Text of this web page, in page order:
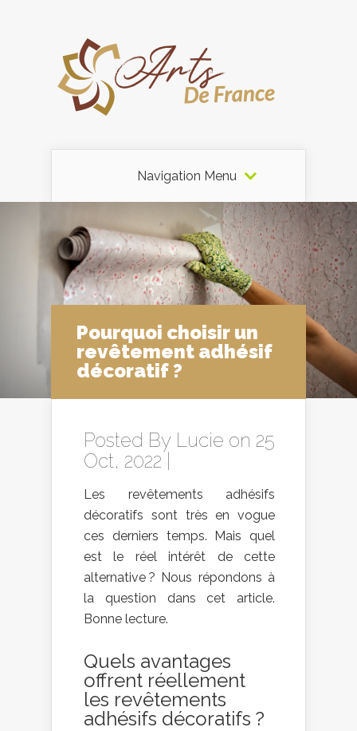
Navigation Menu
Pourquoi choisir un
revêtement adhésif
décoratif ?
Posted By Lucie on 25
Oct, 2022 |
Les revêtements adhésifs
décoratifs sont très en vogue
ces derniers temps. Mais quel
est le réel intérêt de cette
alternative ? Nous répondons à
la question dans cet article.
Bonne lecture.
Quels avantages
offrent réellement
les revêtements
adhésifs décoratifs ?